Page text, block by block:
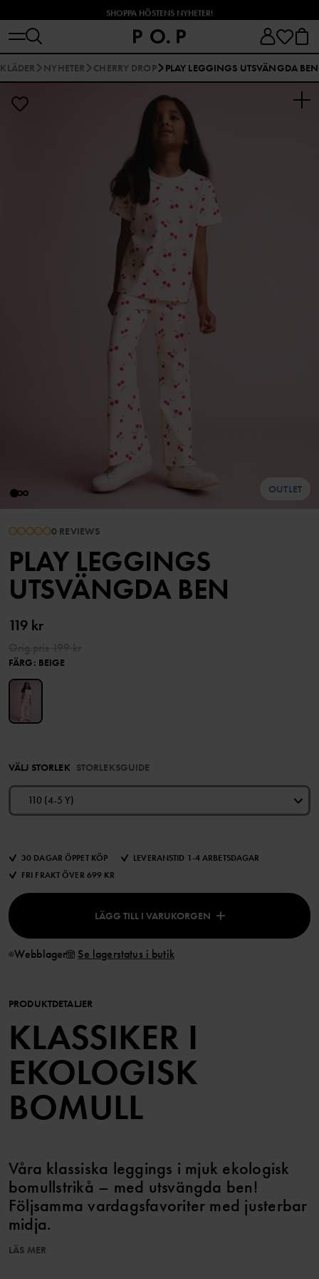
SHOPPA HÖSTENS NYHETER!
NYHETER CHERRY DROP PLAY LEGGINGS UTSVÄNGDA BEN
OUTLET
0 REVIEWS
PLAY LEGGINGS
UTSVÄNGDA BEN
119 kr
FÄRG: BEIGE
VÄLJ STORLEK STORLEKSGUIDE
110 (4-5 Y)
30 DAGAR ÖPPET KÖP
LEVERANSTID 1-4 ARBETSDAGAR
FRI FRAKT ÖVER 699 KR
LÄGG TILL I VARUKORGEN
Webblager Se lagerstatus i butik
PRODUKTDETALJER
KLASSIKER I
EKOLOGISK
BOMULL
Våra klassiska leggings i mjuk ekologisk
bomullstrikå – med utsvängda ben!
Följsamma vardagsfavoriter med justerbar
midja.
LÄS MER